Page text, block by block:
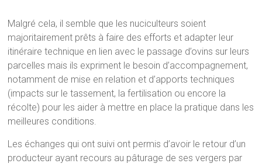
Malgré cela, il semble que les nuciculteurs soient
majoritairement prêts à faire des efforts et adapter leur
itinéraire technique en lien avec le passage d’ovins sur leurs
parcelles mais ils expriment le besoin d’accompagnement,
notamment de mise en relation et d’apports techniques
(impacts sur le tassement, la fertilisation ou encore la
récolte) pour les aider à mettre en place la pratique dans les
meilleures conditions.
Les échanges qui ont suivi ont permis d’avoir le retour d’un
producteur ayant recours au pâturage de ses vergers par